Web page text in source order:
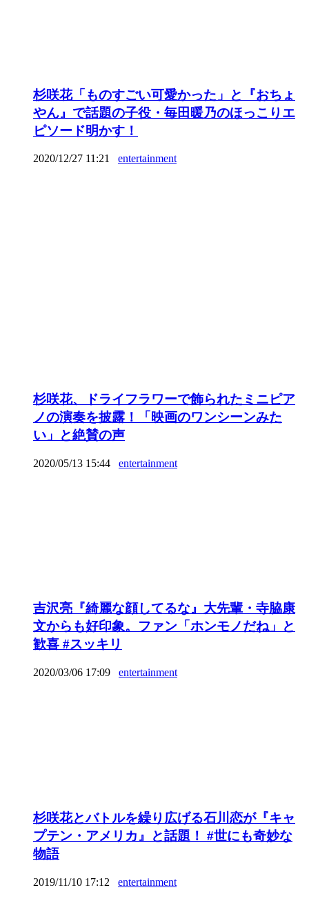
杉咲花「ものすごい可愛かった」と『おちょ
やん』で話題の子役・毎田暖乃のほっこりエ
ピソード明かす！
2020/12/27 11:21 entertainment
杉咲花、ドライフラワーで飾られたミニピア
ノの演奏を披露！「映画のワンシーンみた
い」と絶賛の声
2020/05/13 15:44 entertainment
吉沢亮『綺麗な顔してるな』大先輩・寺脇康
文からも好印象。ファン「ホンモノだね」と
歓喜 #スッキリ
2020/03/06 17:09 entertainment
杉咲花とバトルを繰り広げる石川恋が『キャ
プテン・アメリカ』と話題！ #世にも奇妙な
物語
2019/11/10 17:12 entertainment